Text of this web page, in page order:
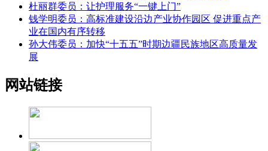
杜丽群委员：让护理服务“一键上门”
钱学明委员：高标准建设沿边产业协作园区 促进重点产
业在国内有序转移
孙大伟委员：加快“十五五”时期边疆民族地区高质量发
展
网站链接